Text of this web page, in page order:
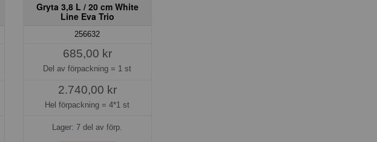
Gryta 3,8 L / 20 cm White
Line Eva Trio
256632
685,00 kr
Del av förpackning = 1 st
2.740,00 kr
Hel förpackning =4*1 st
Lager: 7 del av förp.